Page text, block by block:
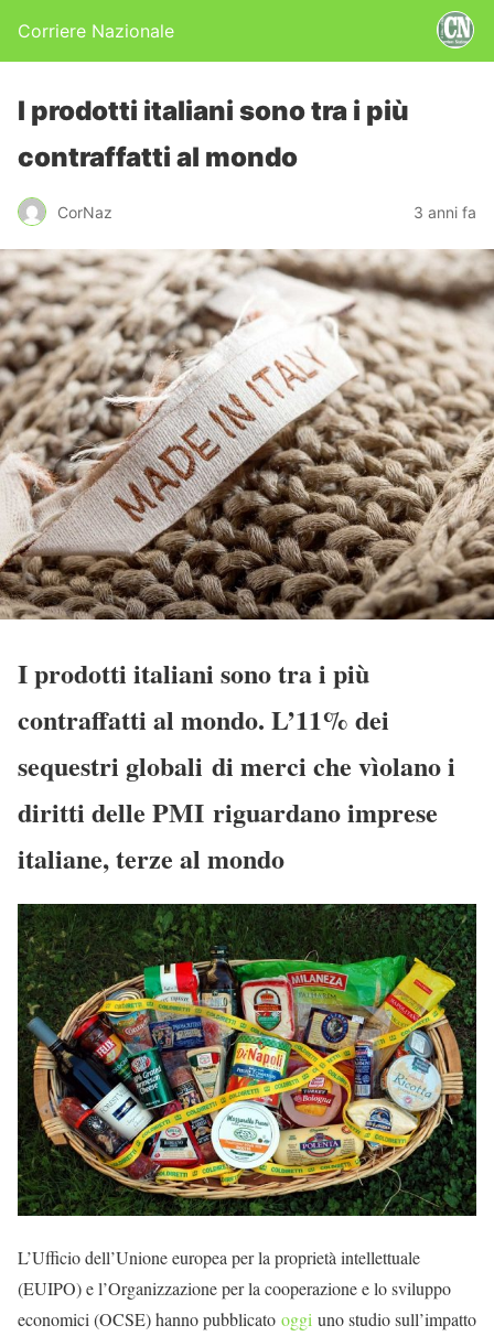
Corriere Nazionale
I prodotti italiani sono tra i più
contraffatti al mondo
CorNaz 3 anni fa
I prodotti italiani sono tra i più
contraffatti al mondo. L’11% dei
sequestri globali di merci che vìolano i
diritti delle PMI riguardano imprese
italiane, terze al mondo
L’Ufficio dell’Unione europea per la proprietà intellettuale
(EUIPO) e l’Organizzazione per la cooperazione e lo sviluppo
economici (OCSE) hanno pubblicato oggi uno studio sull’impatto